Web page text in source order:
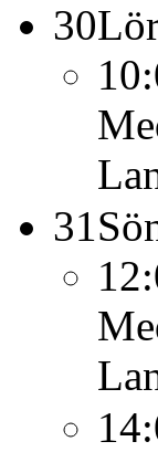
30
31